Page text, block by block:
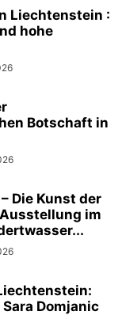
Liechtenstein :
hohe
Botschaft in
Die Kunst der
im
Domjanic